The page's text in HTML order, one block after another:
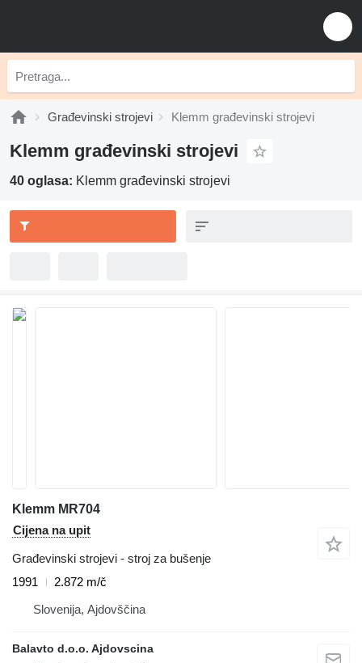
Građevinski strojevi Klemm građevinski strojevi
Klemm građevinski strojevi
40 oglasa: Klemm građevinski strojevi
Klemm MR704
Cijena na upit
Građevinski strojevi - stroj za bušenje
1991
2.872 m/č
Slovenija, Ajdovščina
Balavto d.o.o. Ajdovscina